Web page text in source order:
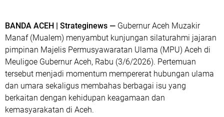
BANDA ACEH | Strateginews — Gubernur Aceh Muzakir
Manaf (Mualem) menyambut kunjungan silaturahmi jajaran
pimpinan Majelis Permusyawaratan Ulama (MPU) Aceh di
Meuligoe Gubernur Aceh, Rabu (3/6/2026). Pertemuan
tersebut menjadi momentum mempererat hubungan ulama
dan umara sekaligus membahas berbagai isu yang
berkaitan dengan kehidupan keagamaan dan
kemasyarakatan di Aceh.